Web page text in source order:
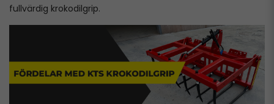
fullvärdig krokodilgrip.